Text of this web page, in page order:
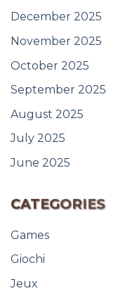
December 2025
November 2025
October 2025
September 2025
August 2025
July 2025
June 2025
CATEGORIES
Games
Giochi
Jeux